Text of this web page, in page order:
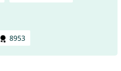
8953